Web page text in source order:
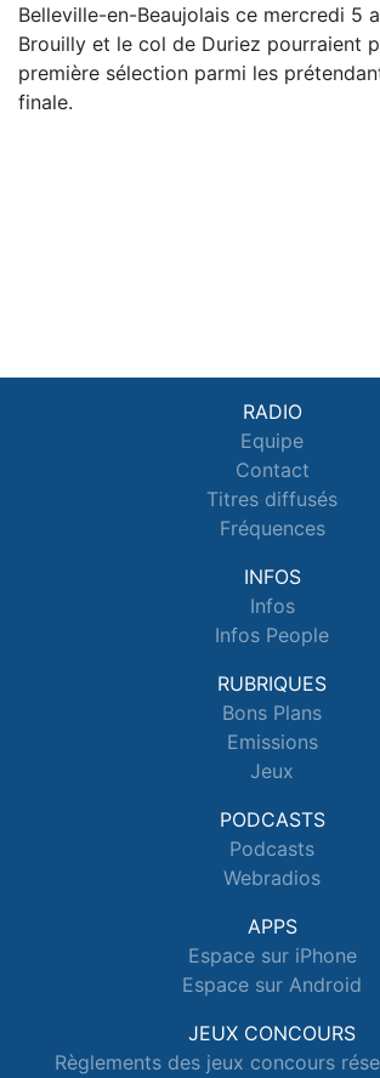
Belleville-en-Beaujolais ce mercredi 5
Brouilly et le col de Duriez pourraient
première sélection parmi les
finale.
RADIO
Equipe
Contact
Titres diffusés
Fréquences
INFOS
Infos
Infos People
RUBRIQUES
Bons Plans
Emissions
Jeux
PODCASTS
Podcasts
Webradios
APPS
Espace sur iPhone
Espace sur Android
JEUX CONCOURS
Règlements des jeux concours